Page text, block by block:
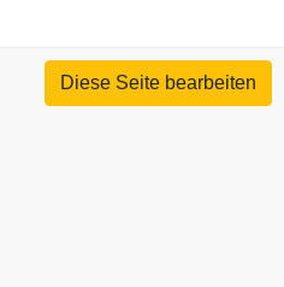
Diese Seite bearbeiten